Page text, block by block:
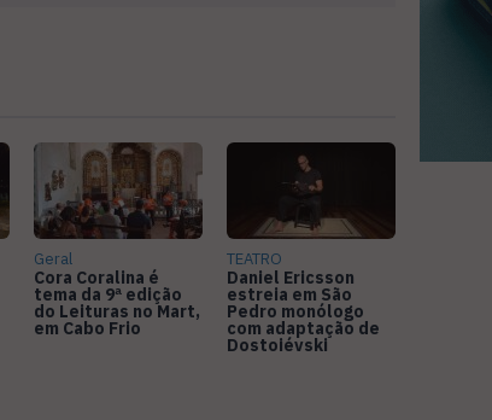
Geral
Cora Coralina é
tema da 9ª edição
do Leituras no Mart,
em Cabo Frio
TEATRO
Daniel Ericsson
estreia em São
Pedro monólogo
com adaptação de
Dostoiévski